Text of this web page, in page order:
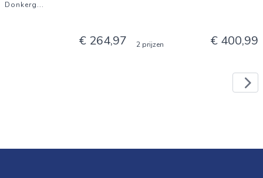
Donkerg...
€ 264,97 2 prijzen € 400,99